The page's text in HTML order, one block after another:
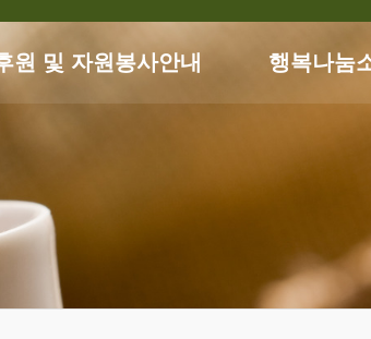
원 및 자원봉사안내 행복나눔